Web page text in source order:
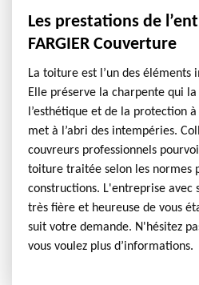
Les prestations de
FARGIER Couverture
La toiture est l’un des éléments
Elle préserve la charpente qui
l’esthétique et de la protection
met à l’abri des intempéries.
couvreurs professionnels
toiture traitée selon les normes
constructions. L'entreprise avec
très fière et heureuse de vous
suit votre demande. N'hésitez
vous voulez plus d’informations.